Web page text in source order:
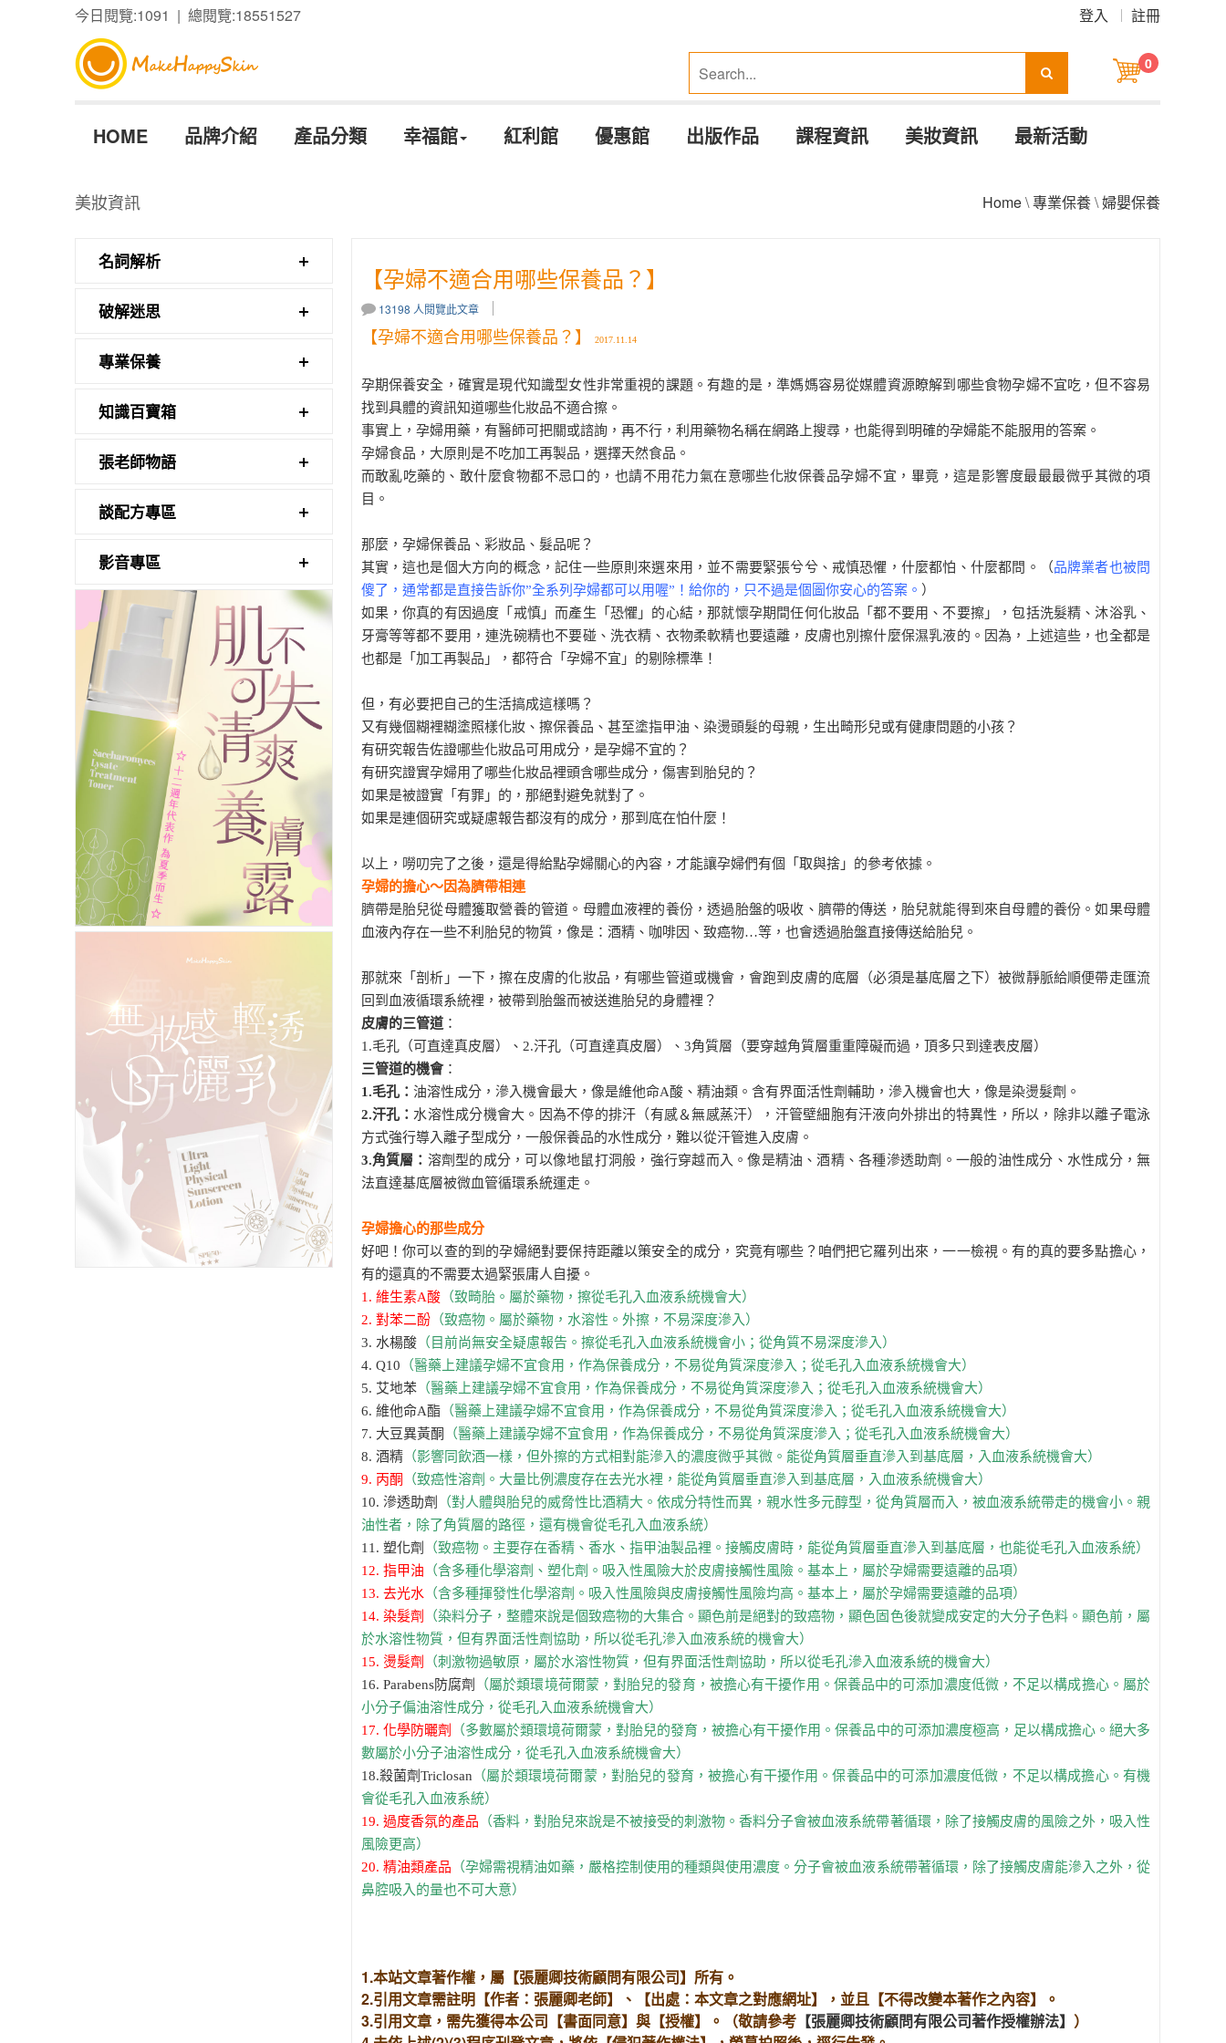
今日閱覽:1091 | 總閱覽:18551527 登入 註冊
0
HOME 品牌介紹 產品分類 幸福館 紅利館 優惠館 出版作品 課程資訊 美妝資訊 最新活動
美妝資訊 Home\專業保養\婦嬰保養
名詞解析
破解迷思
專業保養
知識百寶箱
張老師物語
談配方專區
影音專區
【孕婦不適合用哪些保養品？】
13198 人閱覽此文章
【孕婦不適合用哪些保養品？】 2017.11.14
孕期保養安全，確實是現代知識型女性非常重視的課題。有趣的是，準媽媽容易從媒體資源瞭解到哪些食物孕婦不宜吃，但不容易
找到具體的資訊知道哪些化妝品不適合擦。
事實上，孕婦用藥，有醫師可把關或諮詢，再不行，利用藥物名稱在網路上搜尋，也能得到明確的孕婦能不能服用的答案。
孕婦食品，大原則是不吃加工再製品，選擇天然食品。
而敢亂吃藥的、敢什麼食物都不忌口的，也請不用花力氣在意哪些化妝保養品孕婦不宜，畢竟，這是影響度最最最微乎其微的項
目。
那麼，孕婦保養品、彩妝品、髮品呢？
其實，這也是個大方向的概念，記住一些原則來選來用，並不需要緊張兮兮、戒慎恐懼，什麼都怕、什麼都問。（品牌業者也被問
傻了，通常都是直接告訴你”全系列孕婦都可以用喔”！給你的，只不過是個圖你安心的答案。 ）
如果，你真的有因過度「戒慎」而產生「恐懼」的心結，那就懷孕期間任何化妝品「都不要用、不要擦」，包括洗髮精、沐浴乳、
牙膏等等都不要用，連洗碗精也不要碰、洗衣精、衣物柔軟精也要遠離，皮膚也別擦什麼保濕乳液的。因為，上述這些，也全都是
也都是「加工再製品」，都符合「孕婦不宜」的剔除標準！
但，有必要把自己的生活搞成這樣嗎？
又有幾個糊裡糊塗照樣化妝、擦保養品、甚至塗指甲油、染燙頭髮的母親，生出畸形兒或有健康問題的小孩？
有研究報告佐證哪些化妝品可用成分，是孕婦不宜的？
有研究證實孕婦用了哪些化妝品裡頭含哪些成分，傷害到胎兒的？
如果是被證實「有罪」的，那絕對避免就對了。
如果是連個研究或疑慮報告都沒有的成分，那到底在怕什麼！
以上，嘮叨完了之後，還是得給點孕婦關心的內容，才能讓孕婦們有個「取與捨」的參考依據。
孕婦的擔心～因為臍帶相連
臍帶是胎兒從母體獲取營養的管道。母體血液裡的養份，透過胎盤的吸收、臍帶的傳送，胎兒就能得到來自母體的養份。如果母體
血液內存在一些不利胎兒的物質，像是：酒精、咖啡因、致癌物…等，也會透過胎盤直接傳送給胎兒。
那就來「剖析」一下，擦在皮膚的化妝品，有哪些管道或機會，會跑到皮膚的底層（必須是基底層之下）被微靜脈給順便帶走匯流
回到血液循環系統裡，被帶到胎盤而被送進胎兒的身體裡？
皮膚的三管道：
1.毛孔（可直達真皮層）、2.汗孔（可直達真皮層）、3角質層（要穿越角質層重重障礙而過，頂多只到達表皮層）
三管道的機會：
1.毛孔： 油溶性成分，滲入機會最大，像是維他命A酸、精油類。含有界面活性劑輔助，滲入機會也大，像是染燙髮劑。
2.汗孔： 水溶性成分機會大。因為不停的排汗（有感＆無感蒸汗），汗管壁細胞有汗液向外排出的特異性，所以，除非以離子電泳
方式強行導入離子型成分，一般保養品的水性成分，難以從汗管進入皮膚。
3.角質層： 溶劑型的成分，可以像地鼠打洞般，強行穿越而入。像是精油、酒精、各種滲透助劑。一般的油性成分、水性成分，無
法直達基底層被微血管循環系統運走。
孕婦擔心的那些成分
好吧！你可以查的到的孕婦絕對要保持距離以策安全的成分，究竟有哪些？咱們把它羅列出來，一一檢視。有的真的要多點擔心，
有的還真的不需要太過緊張庸人自擾。
1. 維生素A酸（致畸胎。屬於藥物，擦從毛孔入血液系統機會大）
2. 對苯二酚（致癌物。屬於藥物，水溶性。外擦，不易深度滲入）
3. 水楊酸（目前尚無安全疑慮報告。擦從毛孔入血液系統機會小；從角質不易深度滲入）
4. Q10 （醫藥上建議孕婦不宜食用，作為保養成分，不易從角質深度滲入；從毛孔入血液系統機會大）
5. 艾地苯（醫藥上建議孕婦不宜食用，作為保養成分，不易從角質深度滲入；從毛孔入血液系統機會大）
6. 維他命A酯（醫藥上建議孕婦不宜食用，作為保養成分，不易從角質深度滲入；從毛孔入血液系統機會大）
7. 大豆異黃酮 （醫藥上建議孕婦不宜食用，作為保養成分，不易從角質深度滲入；從毛孔入血液系統機會大）
8. 酒精（影響同飲酒一樣，但外擦的方式相對能滲入的濃度微乎其微。能從角質層垂直滲入到基底層，入血液系統機會大）
9. 丙酮 （致癌性溶劑。大量比例濃度存在去光水裡，能從角質層垂直滲入到基底層，入血液系統機會大）
10. 滲透助劑
（對人體與胎兒的威脅性比酒精大。依成分特性而異，親水性多元醇型，從角質層而入，被血液系統帶走的機會小。親
油性者，除了角質層的路徑，還有機會從毛孔入血液系統）
11. 塑化劑
（致癌物。主要存在香精、香水、指甲油製品裡。接觸皮膚時，能從角質層垂直滲入到基底層，也能從毛孔入血液系統）
12. 指甲油 （含多種化學溶劑、塑化劑。吸入性風險大於皮膚接觸性風險。基本上，屬於孕婦需要遠離的品項）
13. 去光水 （含多種揮發性化學溶劑。吸入性風險與皮膚接觸性風險均高。基本上，屬於孕婦需要遠離的品項）
14. 染髮劑
（染料分子，整體來說是個致癌物的大集合。顯色前是絕對的致癌物，顯色固色後就變成安定的大分子色料。顯色前，屬
於水溶性物質，但有界面活性劑協助，所以從毛孔滲入血液系統的機會大）
15. 燙髮劑
（刺激物過敏原，屬於水溶性物質，但有界面活性劑協助，所以從毛孔滲入血液系統的機會大）
16. Parabens防腐劑
（屬於類環境荷爾蒙，對胎兒的發育，被擔心有干擾作用。保養品中的可添加濃度低微，不足以構成擔心。屬於
小分子偏油溶性成分，從毛孔入血液系統機會大）
17. 化學防曬劑
（多數屬於類環境荷爾蒙，對胎兒的發育，被擔心有干擾作用。保養品中的可添加濃度極高，足以構成擔心。絕大多
數屬於小分子油溶性成分，從毛孔入血液系統機會大）
18.殺菌劑Triclosan （屬於類環境荷爾蒙，對胎兒的發育，被擔心有干擾作用。保養品中的可添加濃度低微，不足以構成擔心。有機
會從毛孔入血液系統）
19. 過度香氛的產品 （香料，對胎兒來說是不被接受的刺激物。香料分子會被血液系統帶著循環，除了接觸皮膚的風險之外，吸入性
風險更高）
20. 精油類產品 （孕婦需視精油如藥，嚴格控制使用的種類與使用濃度。分子會被血液系統帶著循環，除了接觸皮膚能滲入之外，從
鼻腔吸入的量也不可大意）
1.本站文章著作權，屬【張麗卿技術顧問有限公司】所有。
2.引用文章需註明【作者：張麗卿老師】、【出處：本文章之對應網址】，並且【不得改變本著作之內容】。
3.引用文章，需先獲得本公司【書面同意】與【授權】。（敬請參考【張麗卿技術顧問有限公司著作授權辦法】 ）